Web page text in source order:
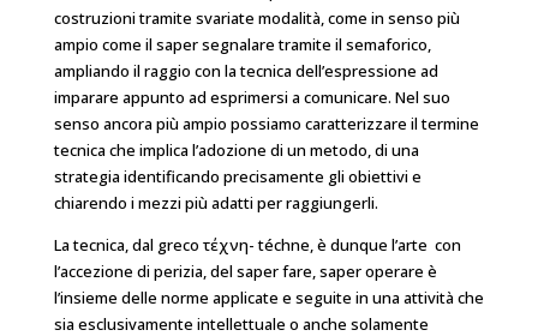
costruzioni tramite svariate modalità, come in senso più
ampio come il saper segnalare tramite il semaforico,
ampliando il raggio con la tecnica dell’espressione ad
imparare appunto ad esprimersi a comunicare. Nel suo
senso ancora più ampio possiamo caratterizzare il termine
tecnica che implica l’adozione di un metodo, di una
strategia identificando precisamente gli obiettivi e
chiarendo i mezzi più adatti per raggiungerli.
La tecnica, dal greco τέχνη- téchne, è dunque l’arte con
l’accezione di perizia, del saper fare, saper operare è
l’insieme delle norme applicate e seguite in una attività che
sia esclusivamente intellettuale o anche solamente